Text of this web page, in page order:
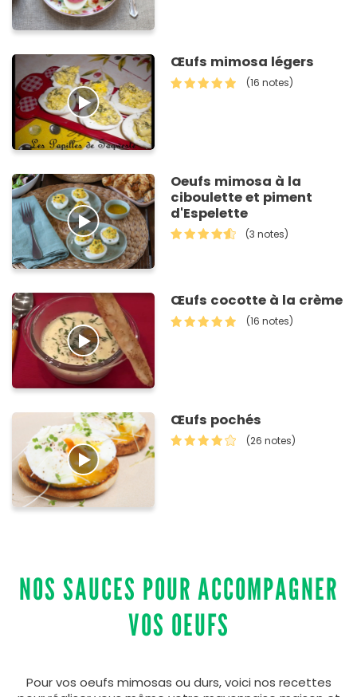
Œufs mimosa légers
(16 notes)
Oeufs mimosa à la
ciboulette et piment
d'Espelette
(3 notes)
Œufs cocotte à la crème
(16 notes)
Œufs pochés
(26 notes)
NOS SAUCES POUR ACCOMPAGNER
VOS OEUFS
Pour vos oeufs mimosas ou durs, voici nos recettes